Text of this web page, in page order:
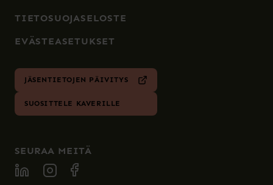
TIETOSUOJASELOSTE
EVÄSTEASETUKSET
JÄSENTIETOJEN PÄIVITYS
SUOSITTELE KAVERILLE
SEURAA MEITÄ
SPECIA LINKEDIN
SPECIA INSTAGRAM
SPECIA FACEBOOK